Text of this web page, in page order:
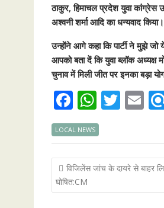
ठाकुर, हिमाचल प्रदेश युवा कांग्रेस
अश्वनी शर्मा आदि का धन्यवाद किया।
उन्होंने आगे कहा कि पार्टी ने मुझे
आपको बता दें कि युवा ब्लॉक अध्यक्ष
चुनाव में मिली जीत पर इनका बड़ा
F
ac
e
b
o
o
W
h
at
s
A
p
T
itt
er
E
ai
l
LOCAL NEWS
Post
navigation
विजिलेंस जांच के दायरे से बाहर
घोषित:CM